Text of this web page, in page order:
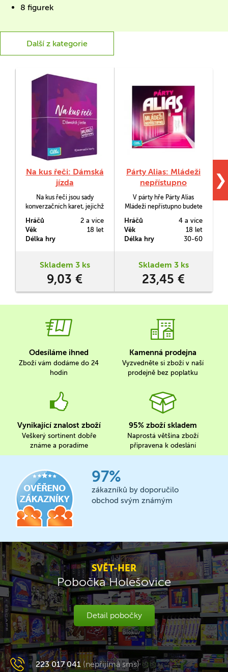
8 figurek
Další z kategorie
Na kus řeči: Dámská
jízda
Na kus řeči jsou sady
konverzačních karet, jejichž
rozproudit či obohatit
konverzaci o zajímavá
témata, k nimž se třeba
Hráčů
2 a více
Věk
18 let
Délka hry
Skladem 3 ks
9,03 €
Párty Alias: Mládeži
nepřístupno
V párty hře Párty Alias
Mládeži nepřístupno budete
vysvětlovat slova, která vás
zaručeně přinutí se
červenat. Jak byste popsali
milování, křičení slastí nebo
Hráčů
4 a více
Věk
18 let
Délka hry
30-60
Skladem 3 ks
23,45 €
❯
Odesíláme ihned
Zboží vám dodáme do 24
hodin
Kamenná prodejna
Vyzvedněte si zboží v naší
prodejně bez poplatku
Vynikající znalost zboží
Veškerý sortinent dobře
známe a poradíme
95% zboží skladem
Naprostá většina zboží
připravena k odeslání
97%
zákazníků by doporučilo
obchod svým známým
SVĚT-HER
Pobočka Holešovice
Detail pobočky
223 017 041 (nepřijímá sms)